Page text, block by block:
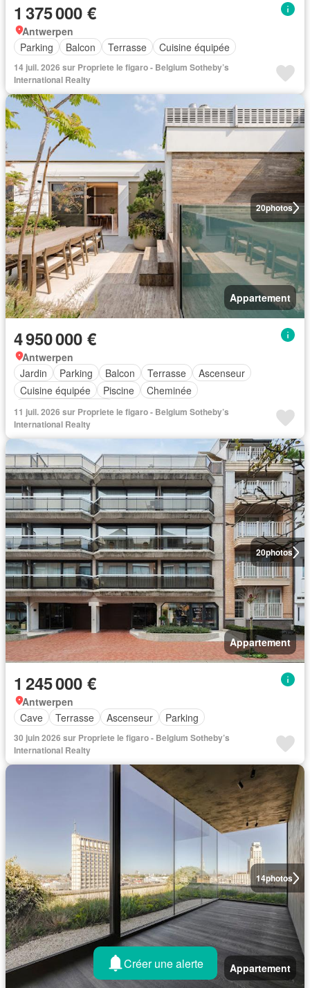
1 375 000 €
Antwerpen
Parking
Balcon Terrasse Cuisine équipée
14 juil. 2026 sur Propriete le figaro - Belgium Sotheby’s
International Realty
20photos
Appartement
4 950 000 €
Antwerpen
Jardin
Parking Balcon Terrasse
Ascenseur
Cuisine équipée
Piscine
Cheminée
Entièrement meublé
11 juil. 2026 sur Propriete le figaro - Belgium Sotheby’s
International Realty
20photos
Appartement
1 245 000 €
Antwerpen
Cave
Terrasse Ascenseur Parking
30 juin 2026 sur Propriete le figaro - Belgium Sotheby’s
International Realty
14photos
Appartement
Créer une alerte